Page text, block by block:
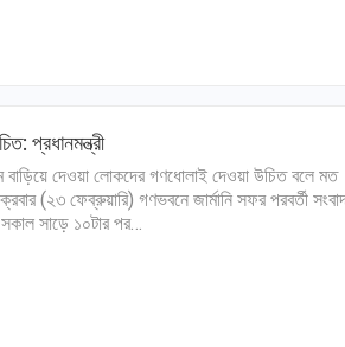
প্রধানমন্ত্রী
বাড়িয়ে দেওয়া লোকদের গণধোলাই দেওয়া উচিত বলে মত
(২৩ ফেব্রুয়ারি) গণভবনে জার্মানি সফর পরবর্তী
সাড়ে ১০টার পর…